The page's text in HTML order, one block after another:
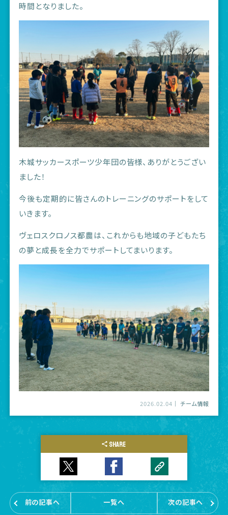
時間となりました。
木城サッカースポーツ少年団の皆様、ありがとうござい
ました！
今後も定期的に皆さんのトレーニングのサポートをして
いきます。
ヴェロスクロノス都農は、これからも地域の子どもたち
の夢と成長を全力でサポートしてまいります。
2026.02.04 チーム情報
SHARE
前の記事へ 一覧へ 次の記事へ